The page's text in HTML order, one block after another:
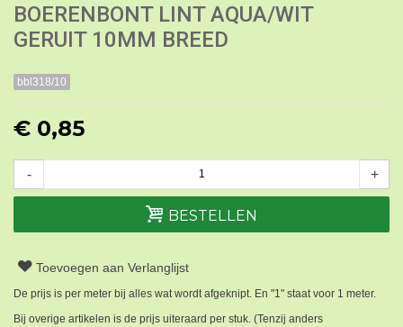
BOERENBONT LINT AQUA/WIT
GERUIT 10MM BREED
bbl318/10
€ 0,85
- +
BESTELLEN
Toevoegen aan Verlanglijst
De prijs is per meter bij alles wat wordt afgeknipt. En "1" staat voor 1 meter.
Bij overige artikelen is de prijs uiteraard per stuk. (Tenzij anders